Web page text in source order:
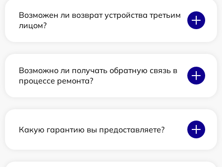
Возможен ли возврат устройства третьим
лицом?
Возможно ли получать обратную связь в
процессе ремонта?
Какую гарантию вы предоставляете?